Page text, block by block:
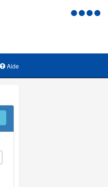
Menu
Aide